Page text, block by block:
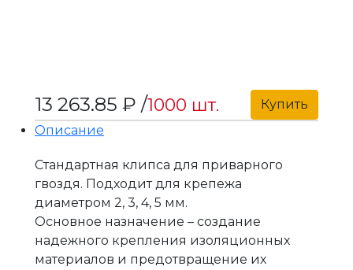
13 263.85 ₽ /1000 шт.
Купить
Описание
Стандартная клипса для приварного
гвоздя. Подходит для крепежа
диаметром 2, 3, 4, 5 мм.
Основное назначение – создание
надежного крепления изоляционных
материалов и предотвращение их